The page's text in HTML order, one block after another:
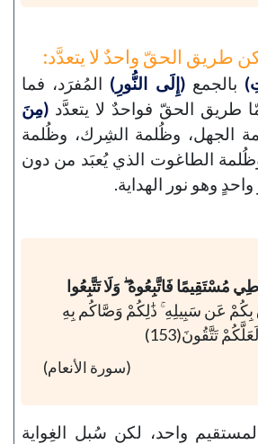
طريق الحقّ واحدٌ لا يتعدَّد:
بالجمع(إِلَى النُّورِ) المُفرَد، فما
طريق الحقّ فواحدٌ لا يتعدَّد (مِنَ
الجهل، وظُلمة الشِرك، وظُلمة
وظُلمة الطاغوت الذي يُعبَد من دون
واحدٍ وهو نور الهداية.
مُسْتَقِيمًا فَاتَّبِعُوهُ ۖ وَلَا تَتَّبِعُوا
بِكُمْ عَن سَبِيلِهِ ۚ ذَٰلِكُمْ وَصَّاكُم بِهِ
لَعَلَّكُمْ تَتَّقُونَ(153)
(سورة الأنعام)
واحد، لكن سُبل الغِواية